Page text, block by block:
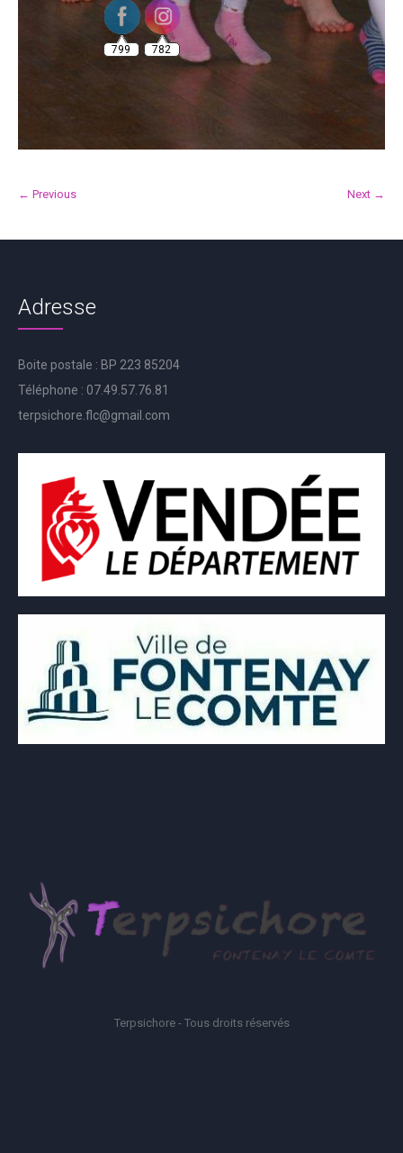
← Previous Next →
Adresse
Boite postale : BP 223 85204
Téléphone : 07.49.57.76.81
terpsichore.flc@gmail.com
Terpsichore - Tous droits réservés
799 782